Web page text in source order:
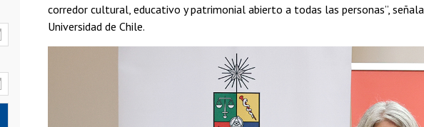
corredor cultural, educativo y patrimonial abierto a todas las personas”, señala
Universidad de Chile.